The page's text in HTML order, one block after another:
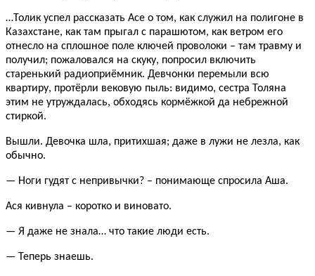
…Толик успел рассказать Асе о том, как служил на полигоне в
Казахстане, как там прыгал с парашютом, как ветром его
отнесло на сплошное поле ключей проволоки – там травму и
получил; пожаловался на скуку, попросил включить
старенький радиоприёмник. Девчонки перемыли всю
квартиру, протёрли вековую пыль: видимо, сестра Толяна
этим не утруждалась, обходясь кормёжкой да небрежной
стиркой.
Вышли. Девочка шла, притихшая; даже в лужи не лезла, как
обычно.
— Ноги гудят с непривычки? – понимающе спросила Аша.
Ася кивнула – коротко и виновато.
— Я даже не знала… что такие люди есть.
— Теперь знаешь.